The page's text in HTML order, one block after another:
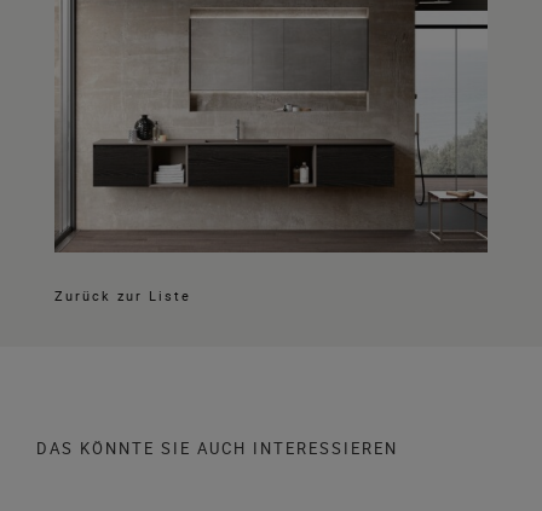
Zurück zur Liste
DAS KÖNNTE SIE AUCH INTERESSIEREN